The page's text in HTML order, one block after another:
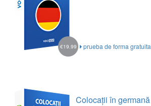
prueba de forma gratuita
€19.99
Colocații în germană